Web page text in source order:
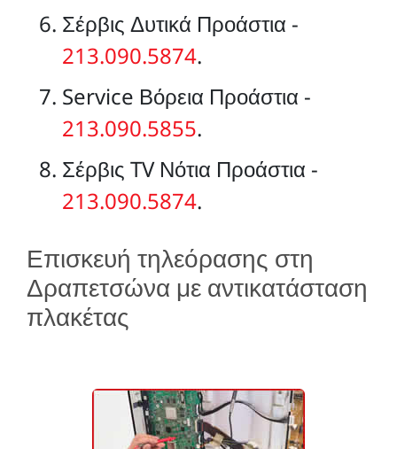
Σέρβις Δυτικά Προάστια -
213.090.5874.
Service Βόρεια Προάστια -
213.090.5855.
Σέρβις TV Νότια Προάστια -
213.090.5874.
Επισκευή τηλεόρασης στη
Δραπετσώνα με αντικατάσταση
πλακέτας